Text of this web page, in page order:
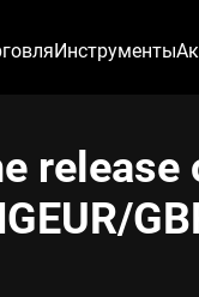
Инструменты
release